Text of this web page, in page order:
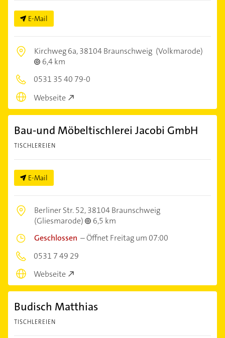
E-Mail
Kirchweg 6a,38104 Braunschweig (Volkmarode)
6,4 km
0531 35 40 79-0
Webseite
Bau-und Möbeltischlerei Jacobi GmbH
TISCHLEREIEN
E-Mail
Berliner Str. 52,38104 Braunschweig
(Gliesmarode)
6,5 km
Geschlossen –Öffnet Freitag um 07:00
0531 7 49 29
Webseite
Budisch Matthias
TISCHLEREIEN